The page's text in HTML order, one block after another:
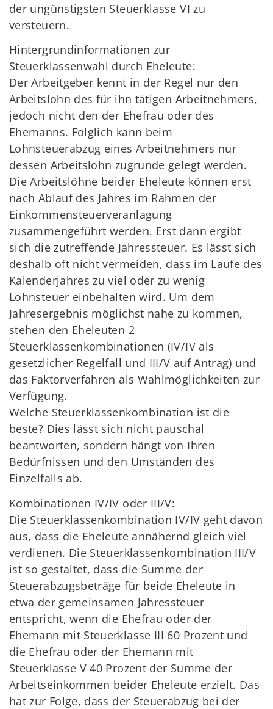
der ungünstigsten Steuerklasse VI zu
versteuern.
Hintergrundinformationen zur
Steuerklassenwahl durch Eheleute:
Der Arbeitgeber kennt in der Regel nur den
Arbeitslohn des für ihn tätigen Arbeitnehmers,
jedoch nicht den der Ehefrau oder des
Ehemanns. Folglich kann beim
Lohnsteuerabzug eines Arbeitnehmers nur
dessen Arbeitslohn zugrunde gelegt werden.
Die Arbeitslöhne beider Eheleute können erst
nach Ablauf des Jahres im Rahmen der
Einkommensteuerveranlagung
zusammengeführt werden. Erst dann ergibt
sich die zutreffende Jahressteuer. Es lässt sich
deshalb oft nicht vermeiden, dass im Laufe des
Kalenderjahres zu viel oder zu wenig
Lohnsteuer einbehalten wird. Um dem
Jahresergebnis möglichst nahe zu kommen,
stehen den Eheleuten 2
Steuerklassenkombinationen (IV/IV als
gesetzlicher Regelfall und III/V auf Antrag) und
das Faktorverfahren als Wahlmöglichkeiten zur
Verfügung.
Welche Steuerklassenkombination ist die
beste? Dies lässt sich nicht pauschal
beantworten, sondern hängt von Ihren
Bedürfnissen und den Umständen des
Einzelfalls ab.
Kombinationen IV/IV oder III/V:
Die Steuerklassenkombination IV/IV geht davon
aus, dass die Eheleute annähernd gleich viel
verdienen. Die Steuerklassenkombination III/V
ist so gestaltet, dass die Summe der
Steuerabzugsbeträge für beide Eheleute in
etwa der gemeinsamen Jahressteuer
entspricht, wenn die Ehefrau oder der
Ehemann mit Steuerklasse III 60 Prozent und
die Ehefrau oder der Ehemann mit
Steuerklasse V 40 Prozent der Summe der
Arbeitseinkommen beider Eheleute erzielt. Das
hat zur Folge, dass der Steuerabzug bei der